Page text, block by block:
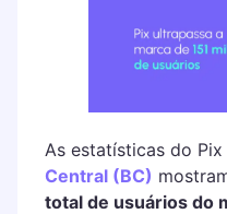
As estatísticas do Pix
Central (BC)
total de usuários do